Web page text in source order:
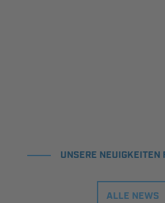
UNSERE NEUIGKEITEN
ALLE NEWS